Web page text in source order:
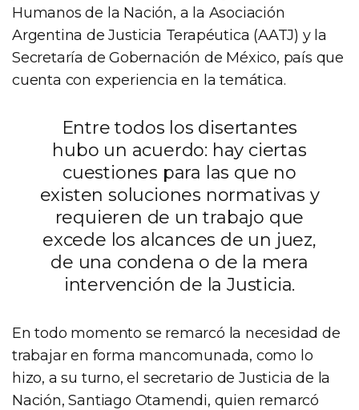
Humanos de la Nación, a la Asociación
Argentina de Justicia Terapéutica (AATJ) y la
Secretaría de Gobernación de México, país que
cuenta con experiencia en la temática.
Entre todos los disertantes
hubo un acuerdo: hay ciertas
cuestiones para las que no
existen soluciones normativas y
requieren de un trabajo que
excede los alcances de un juez,
de una condena o de la mera
intervención de la Justicia.
En todo momento se remarcó la necesidad de
trabajar en forma mancomunada, como lo
hizo, a su turno, el secretario de Justicia de la
Nación, Santiago Otamendi, quien remarcó